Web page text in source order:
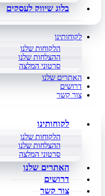
בלוג שיווק לעסקים
לקוחותינו
הלקוחות שלנו
ההצלחות שלנו
סרטוני המלצה
האתרים שלנו
דרושים
צור קשר
לקוחותינו
הלקוחות שלנו
ההצלחות שלנו
סרטוני המלצה
האתרים שלנו
דרושים
צור קשר